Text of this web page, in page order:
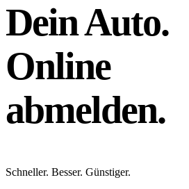
Dein Auto.
Online
abmelden.
Schneller. Besser. Günstiger.